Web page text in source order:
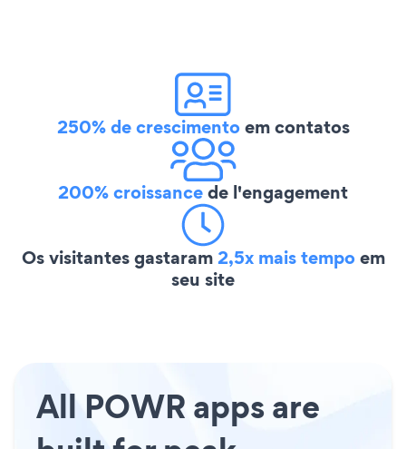
250% de crescimentoem contatos
200% croissancede l'engagement
Os visitantes gastaram2,5x mais tempoem
seu site
All POWR apps are